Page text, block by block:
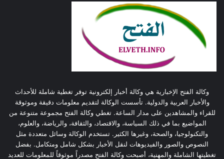
وكالة الفتح الإخبارية هي وكالة أخبار إلكترونية توفر تغطية شاملة للأحداث
والأخبار العربية والدولية. تأسست الوكالة لتقديم معلومات دقيقة وموثوقة
للقراء والمشاهدين على مدار الساعة. تغطي وكالة الفتح مجموعة متنوعة من
المواضيع بما في ذلك السياسة، والاقتصاد، والثقافة، والرياضة، والعلوم،
والتكنولوجيا، والصحة، وغيرها الكثير. تستخدم الوكالة وسائل متعددة مثل
النصوص والصور والفيديوهات لنقل الأخبار بشكل شامل ومتكامل. بفضل
تغطيتها الشاملة والمهنية، أصبحت وكالة الفتح مصدراً موثوقاً للمعلومات للعديد